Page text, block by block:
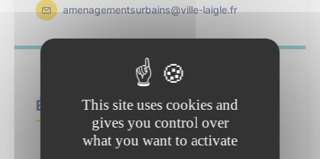
amenagementsurbains@ville-laigle.fr
Élu référentThis site uses cookies and
gives you control over
what you want to activate